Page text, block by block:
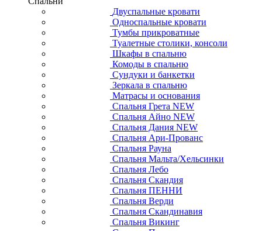
Двуспальные кровати
Односпальные кровати
Тумбы прикроватные
Туалетные столики, консоли
Шкафы в спальню
Комоды в спальню
Сундуки и банкетки
Зеркала в спальню
Матрасы и основания
Спальня Грета NEW
Спальня Айно NEW
Спальня Дания NEW
Спальня Ари-Прованс
Спальня Рауна
Спальня Мальта/Хельсинки
Спальня Лебо
Спальня Скандия
Спальня ПЕННИ
Спальня Верди
Спальня Скандинавия
Спальня Викинг